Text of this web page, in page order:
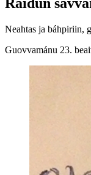
Ráidun
Neahtas ja báhpiriin,
Guovvamánu 23.